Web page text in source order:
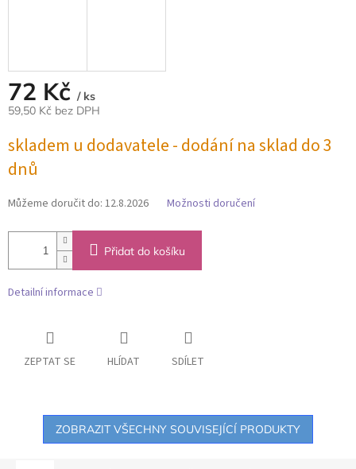
72 Kč / ks
59,50 Kč bez DPH
cena:
skladem u dodavatele - dodání na sklad do 3
dnů
Můžeme doručit do: 12.8.2026 Možnosti doručení
Přidat do košíku
Detailní informace
ZEPTAT SE HLÍDAT SDÍLET
ZOBRAZIT VŠECHNY SOUVISEJÍCÍ PRODUKTY